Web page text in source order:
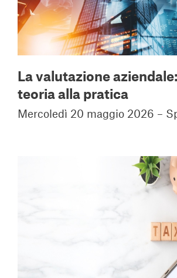
La valutazione
teoria alla pratica
Mercoledì 20 maggio 2026 –